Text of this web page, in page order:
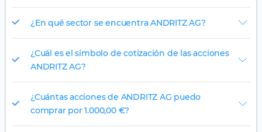
¿En qué sector se encuentra ANDRITZ AG?
¿Cuál es el símbolo de cotización de las acciones
ANDRITZ AG?
¿Cuántas acciones de ANDRITZ AG puedo
comprar por 1.000,00 €?